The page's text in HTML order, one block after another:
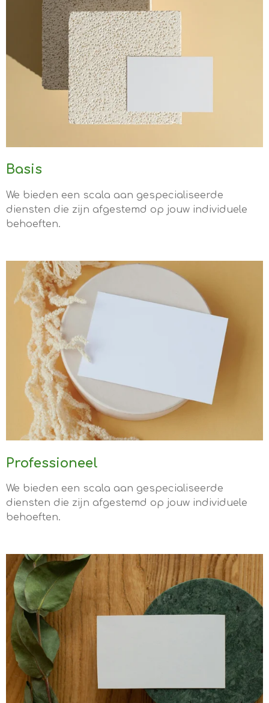
Basis
We bieden een scala aan gespecialiseerde
diensten die zijn afgestemd op jouw individuele
behoeften.
Professioneel
We bieden een scala aan gespecialiseerde
diensten die zijn afgestemd op jouw individuele
behoeften.